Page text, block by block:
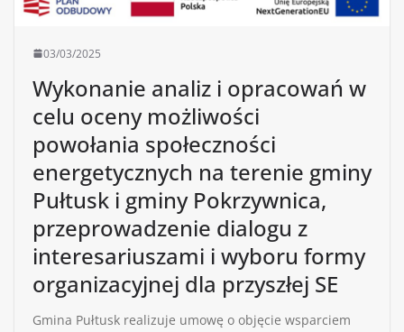
03/03/2025
Wykonanie analiz i opracowań w
celu oceny możliwości
powołania społeczności
energetycznych na terenie gminy
Pułtusk i gminy Pokrzywnica,
przeprowadzenie dialogu z
interesariuszami i wyboru formy
organizacyjnej dla przyszłej SE
Gmina Pułtusk realizuje umowę o objęcie wsparciem